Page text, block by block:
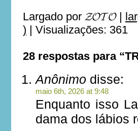
Largado por 𝓩𝓞𝓣𝓞|
) | Visualizações: 361
28 respostas para
Anônimo disse:
maio 6th, 2026 at 9:48
Enquanto isso
dama dos lábios